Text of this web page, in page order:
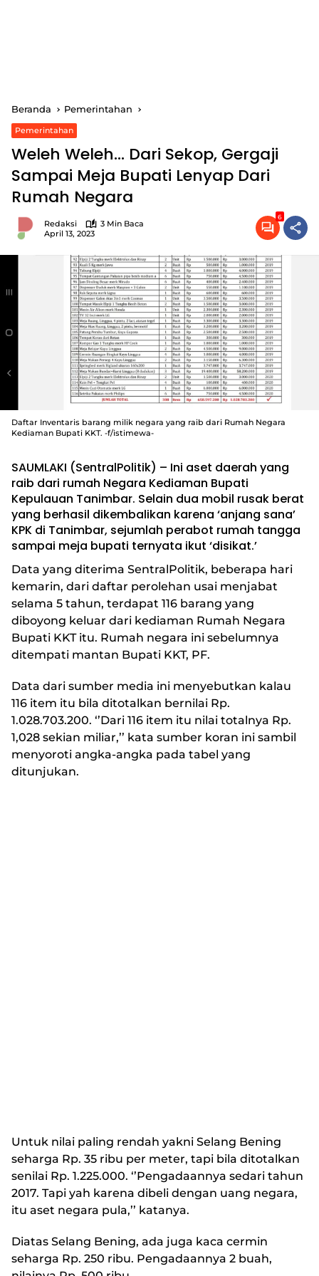
Beranda Pemerintahan
Pemerintahan
Weleh Weleh… Dari Sekop, Gergaji
Sampai Meja Bupati Lenyap Dari
Rumah Negara
Redaksi
3 Min Baca
April 13, 2023
6
Daftar Inventaris barang milik negara yang raib dari Rumah Negara
Kediaman Bupati KKT. -f/istimewa-
SAUMLAKI (SentralPolitik) – Ini aset daerah yang
raib dari rumah Negara Kediaman Bupati
Kepulauan Tanimbar. Selain dua mobil rusak berat
yang berhasil dikembalikan karena ‘anjang sana’
KPK di Tanimbar, sejumlah perabot rumah tangga
sampai meja bupati ternyata ikut ‘disikat.’
Data yang diterima SentralPolitik, beberapa hari
kemarin, dari daftar perolehan usai menjabat
selama 5 tahun, terdapat 116 barang yang
diboyong keluar dari kediaman Rumah Negara
Bupati KKT itu. Rumah negara ini sebelumnya
ditempati mantan Bupati KKT, PF.
Data dari sumber media ini menyebutkan kalau
116 item itu bila ditotalkan bernilai Rp.
1.028.703.200. ‘’Dari 116 item itu nilai totalnya Rp.
1,028 sekian miliar,’’ kata sumber koran ini sambil
menyoroti angka-angka pada tabel yang
ditunjukan.
Untuk nilai paling rendah yakni Selang Bening
seharga Rp. 35 ribu per meter, tapi bila ditotalkan
senilai Rp. 1.225.000. ‘’Pengadaannya sedari tahun
2017. Tapi yah karena dibeli dengan uang negara,
itu aset negara pula,’’ katanya.
Diatas Selang Bening, ada juga kaca cermin
seharga Rp. 250 ribu. Pengadaannya 2 buah,